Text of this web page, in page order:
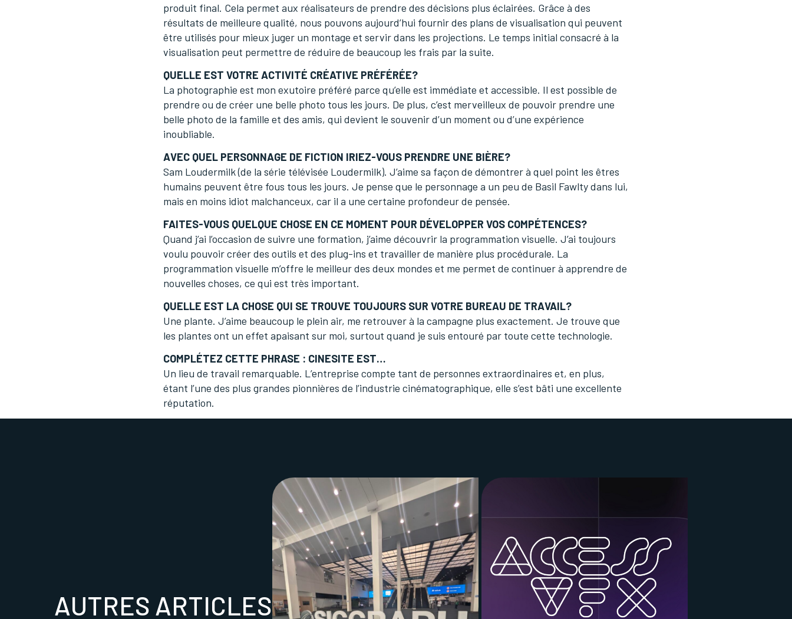
produit final. Cela permet aux réalisateurs de prendre des décisions plus éclairées. Grâce à des
résultats de meilleure qualité, nous pouvons aujourd’hui fournir des plans de visualisation qui peuvent
être utilisés pour mieux juger un montage et servir dans les projections. Le temps initial consacré à la
visualisation peut permettre de réduire de beaucoup les frais par la suite.
QUELLE EST VOTRE ACTIVITÉ CRÉATIVE PRÉFÉRÉE?
La photographie est mon exutoire préféré parce qu’elle est immédiate et accessible. Il est possible de
prendre ou de créer une belle photo tous les jours. De plus, c’est merveilleux de pouvoir prendre une
belle photo de la famille et des amis, qui devient le souvenir d’un moment ou d’une expérience
inoubliable.
AVEC QUEL PERSONNAGE DE FICTION IRIEZ-VOUS PRENDRE UNE BIÈRE?
Sam Loudermilk (de la série télévisée Loudermilk). J’aime sa façon de démontrer à quel point les êtres
humains peuvent être fous tous les jours. Je pense que le personnage a un peu de Basil Fawlty dans lui,
mais en moins idiot malchanceux, car il a une certaine profondeur de pensée.
FAITES-VOUS QUELQUE CHOSE EN CE MOMENT POUR DÉVELOPPER VOS COMPÉTENCES?
Quand j’ai l’occasion de suivre une formation, j’aime découvrir la programmation visuelle. J’ai toujours
voulu pouvoir créer des outils et des plug-ins et travailler de manière plus procédurale. La
programmation visuelle m’offre le meilleur des deux mondes et me permet de continuer à apprendre de
nouvelles choses, ce qui est très important.
QUELLE EST LA CHOSE QUI SE TROUVE TOUJOURS SUR VOTRE BUREAU DE TRAVAIL?
Une plante. J’aime beaucoup le plein air, me retrouver à la campagne plus exactement. Je trouve que
les plantes ont un effet apaisant sur moi, surtout quand je suis entouré par toute cette technologie.
COMPLÉTEZ CETTE PHRASE : CINESITE EST…
Un lieu de travail remarquable. L’entreprise compte tant de personnes extraordinaires et, en plus,
étant l’une des plus grandes pionnières de l’industrie cinématographique, elle s’est bâti une excellente
réputation.
AUTRES ARTICLES